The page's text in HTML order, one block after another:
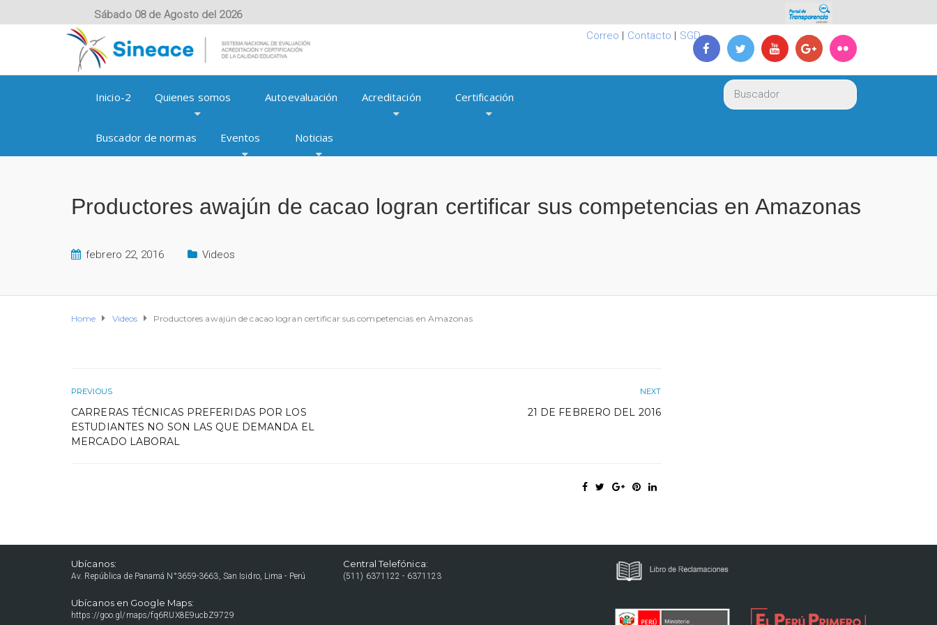
Sábado 08 de Agosto del 2026
Correo | Contacto | SGD
Inicio-2 Quienes somos Autoevaluación Acreditación Certificación
Buscador de normas Eventos Noticias
Productores awajún de cacao logran certificar sus competencias en Amazonas
febrero 22, 2016 Videos
Home Videos Productores awajún de cacao logran certificar sus competencias en Amazonas
PREVIOUS
CARRERAS TÉCNICAS PREFERIDAS POR LOS
ESTUDIANTES NO SON LAS QUE DEMANDA EL
MERCADO LABORAL
NEXT
21 DE FEBRERO DEL 2016
Ubícanos:
Av. República de Panamá N°3659-3663, San Isidro, Lima - Perú
Ubícanos en Google Maps:
https://goo.gl/maps/fq6RUX8E9ucbZ9729
Central Telefónica:
(511) 6371122 - 6371123